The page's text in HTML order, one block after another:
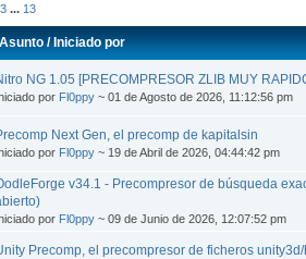
3 ... 13
Asunto/Iniciado por
NG 1.05 [PRECOMPRESOR ZLIB MUY
por Fl0ppy ~ 01 de Agosto de 2026, 11:12:56 pm
Next Gen, el precomp de kapitalsin
por Fl0ppy ~ 19 de Abril de 2026, 04:44:42 pm
v34.1 - Precompresor de búsqueda
por Fl0ppy ~ 09 de Junio de 2026, 12:07:52 pm
Precomp, el precompresor de ficheros